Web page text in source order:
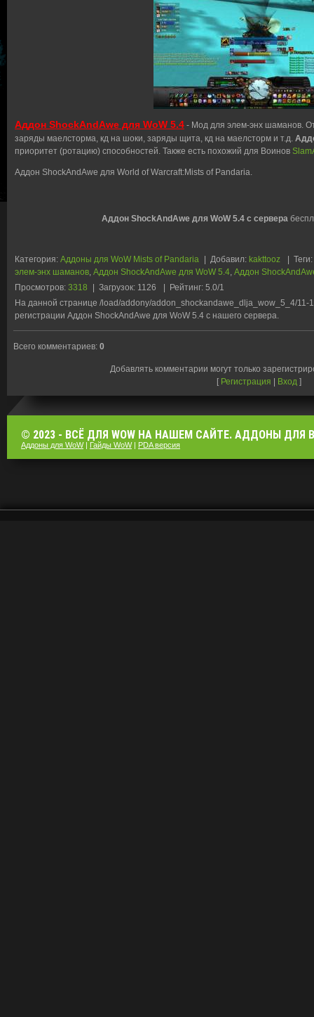
Аддон ShockAndAwe для WoW 5.4 - Мод для элем-энх шаманов.
заряды маелсторма, кд на шоки, заряды щита, кд на маелсторм и т.д.
приоритет (ротацию) способностей. Также есть похожий для Воинов
Аддон ShockAndAwe для World of Warcraft:Mists of Pandaria.
Аддон ShockAndAwe для WoW 5.4 с сервера
Категория: Аддоны для WoW Mists of Pandaria | Добавил: kakttooz | Теги:
элем-энх шаманов Аддон ShockAndAwe для WoW 5.4 Аддон
Просмотров: 3318 | Загрузок: 1126 | Рейтинг: 5.0/1
На данной странице /load/addony/addon_shockandawe_dlja_wow_5_4/11-
регистрации Аддон ShockAndAwe для WoW 5.4 с нашего сервера.
Всего комментариев: 0
Добавлять комментарии могут только
[ Регистрация | Вход ]
© 2023 - ВСЁ ДЛЯ WOW НА НАШЕМ САЙТЕ. АДДОНЫ ДЛЯ
Аддоны для WoW| Гайды WoW| PDA версия